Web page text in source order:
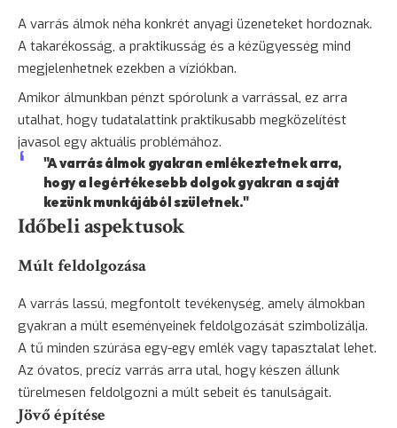
A varrás álmok néha konkrét anyagi üzeneteket hordoznak.
A takarékosság, a praktikusság és a kézügyesség mind
megjelenhetnek ezekben a víziókban.
Amikor álmunkban pénzt spórolunk a varrással, ez arra
utalhat, hogy tudatalattink praktikusabb megközelítést
javasol egy aktuális problémához.
"A varrás álmok gyakran emlékeztetnek arra,
hogy a legértékesebb dolgok gyakran a saját
kezünk munkájából születnek."
Időbeli aspektusok
Múlt feldolgozása
A varrás lassú, megfontolt tevékenység, amely álmokban
gyakran a múlt eseményeinek feldolgozását szimbolizálja.
A tű minden szúrása egy-egy emlék vagy tapasztalat lehet.
Az óvatos, precíz varrás arra utal, hogy készen állunk
türelmesen feldolgozni a múlt sebeit és tanulságait.
Jövő építése